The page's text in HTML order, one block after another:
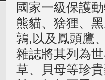
國家一級保護
熊貓、猞狸、
鶉,以及鳳頭鷹
雜誌將其列為
草、貝母等珍